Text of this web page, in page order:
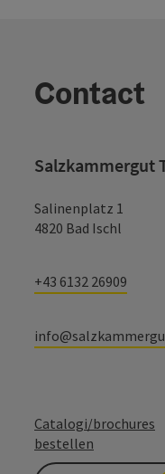
Contact
Salzkammergut
Salinenplatz 1
4820 Bad Ischl
+43 6132 26909
Catalogi/brochures
bestellen